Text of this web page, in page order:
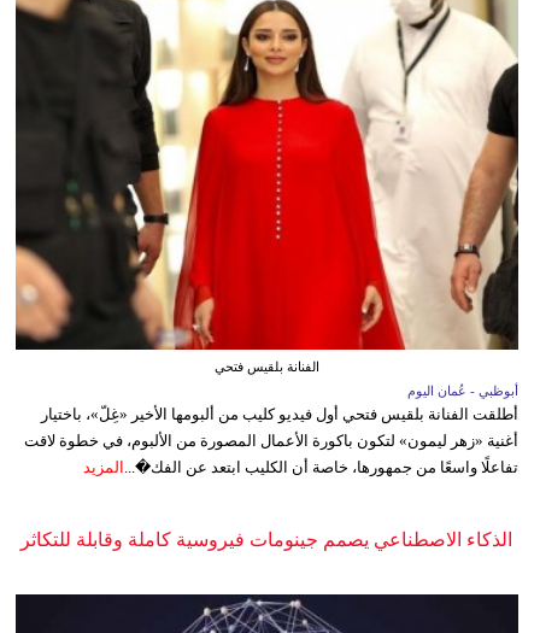
الفنانة بلقيس فتحي
أبوظبي - عُمان اليوم
أطلقت الفنانة بلقيس فتحي أول فيديو كليب من ألبومها الأخير «غِلّ»، باختيار
أغنية «زهر ليمون» لتكون باكورة الأعمال المصورة من الألبوم، في خطوة لاقت
تفاعلًا واسعًا من جمهورها، خاصة أن الكليب ابتعد عن الفك�...
المزيد
الذكاء الاصطناعي يصمم جينومات فيروسية كاملة وقابلة للتكاثر